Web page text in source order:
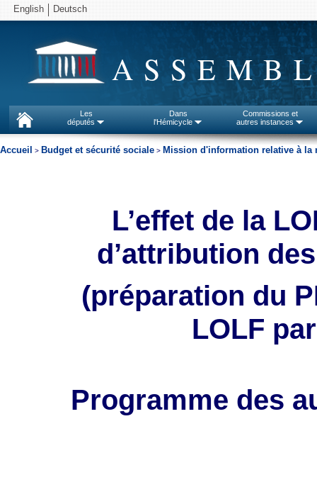
English Deutsch
Les
députés
Dans
l'Hémicycle
Commissions et
autres instances
Accueil > Budget et sécurité sociale > Mission d'information relative à la
L’effet de la
d’attribution
(préparation du
LOLF
Programme des